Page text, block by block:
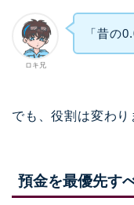
ロキ兄
「昔の
でも、役割は変わり
預金を最優先す